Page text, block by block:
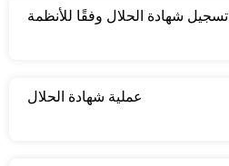
تسجيل شهادة الحلال وفقًا للأنظمة
عملية شهادة الحلال